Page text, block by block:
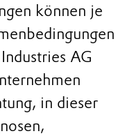
können je
AG
in dieser